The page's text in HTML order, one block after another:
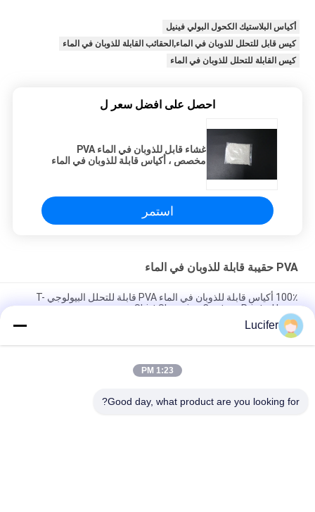
أكياس البلاستيك الكحول البولي فينيل
كيس قابل للتحلل للذوبان في الماء,الحقائب القابلة للذوبان في الماء
كيس القابلة للتحلل للذوبان في الماء
احصل على افضل سعر ل
غشاء قابل للذوبان في الماء PVA
مخصص ، أكياس قابلة للذوبان في الماء
استمر
PVA حقيبة قابلة للذوبان في الماء
100٪ أكياس قابلة للذوبان في الماء PVA قابلة للتحلل البيولوجي T-
Shirt Shopping Custom Printed Logo
الساخن للمستشفى
Lucifer
1:23 PM
Good day, what product are you looking for?